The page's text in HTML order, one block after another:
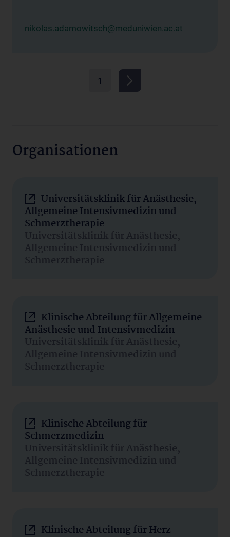
nikolas.adamowitsch@meduniwien.ac.at
1
Organisationen
Universitätsklinik für Anästhesie,
Allgemeine Intensivmedizin und
Schmerztherapie
Universitätsklinik für Anästhesie,
Allgemeine Intensivmedizin und
Schmerztherapie
Klinische Abteilung für Allgemeine
Anästhesie und Intensivmedizin
Universitätsklinik für Anästhesie,
Allgemeine Intensivmedizin und
Schmerztherapie
Klinische Abteilung für
Schmerzmedizin
Universitätsklinik für Anästhesie,
Allgemeine Intensivmedizin und
Schmerztherapie
Klinische Abteilung für Herz-